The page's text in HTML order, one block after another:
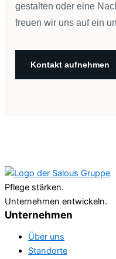
gestalten oder eine
freuen wir uns auf ein
Kontakt aufnehmen
Pflege stärken.
Unternehmen entwickeln.
Unternehmen
Über uns
Standorte